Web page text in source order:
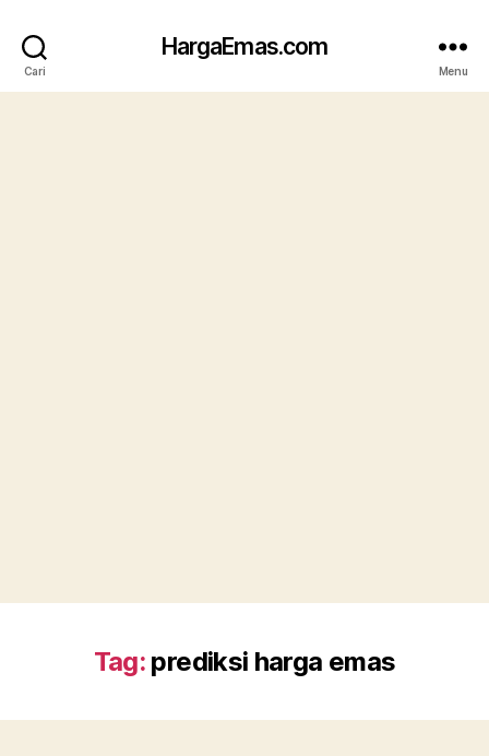
Cari
HargaEmas.com
Menu
Tag: prediksi harga emas